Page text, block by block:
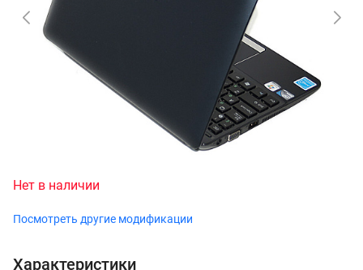
Нет в наличии
Посмотреть другие модификации
Характеристики